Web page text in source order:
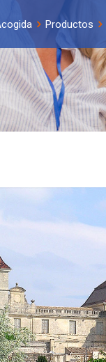
Productos